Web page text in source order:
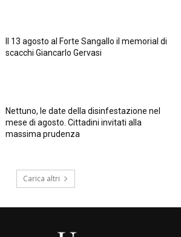
Il 13 agosto al Forte Sangallo il memorial di
scacchi Giancarlo Gervasi
Nettuno, le date della disinfestazione nel
mese di agosto. Cittadini invitati alla
massima prudenza
Carica altri